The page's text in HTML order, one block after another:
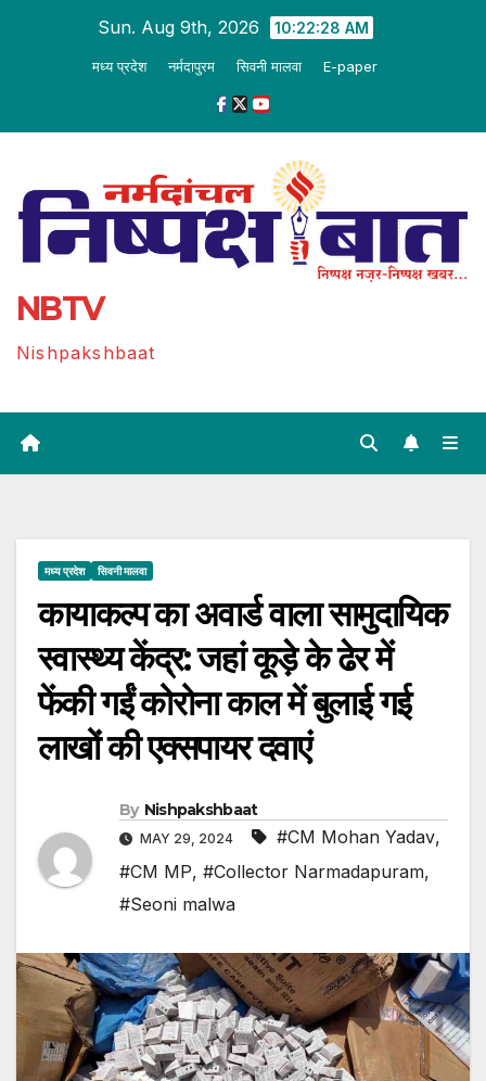
Sun. Aug 9th, 2026 10:22:29 AM
मध्य प्रदेश नर्मदापुरम सिवनी मालवा E-paper
NBTV
Nishpakshbaat
मध्य प्रदेश सिवनी मालवा
कायाकल्प का अवार्ड वाला सामुदायिक
स्वास्थ्य केंद्र: जहां कूड़े के ढेर में
फेंकी गईं कोरोना काल में बुलाई गई
लाखों की एक्सपायर दवाएं
By Nishpakshbaat
MAY 29, 2024 #CM Mohan Yadav,
#CM MP, #Collector Narmadapuram,
#Seoni malwa